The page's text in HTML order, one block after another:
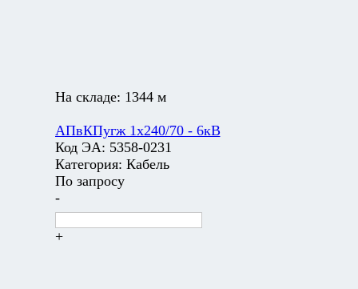
На складе: 1344 м
АПвКПугж 1х240/70 - 6кВ
Код ЭА: 5358-0231
Категория: Кабель
По запросу
-
+